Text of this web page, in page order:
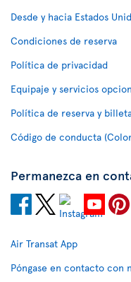
Desde y hacia Estados
Condiciones de reserva
Política de privacidad
Equipaje y servicios
Política de reserva y
Código de conducta
Permanezca en
Air Transat App
Póngase en contacto con